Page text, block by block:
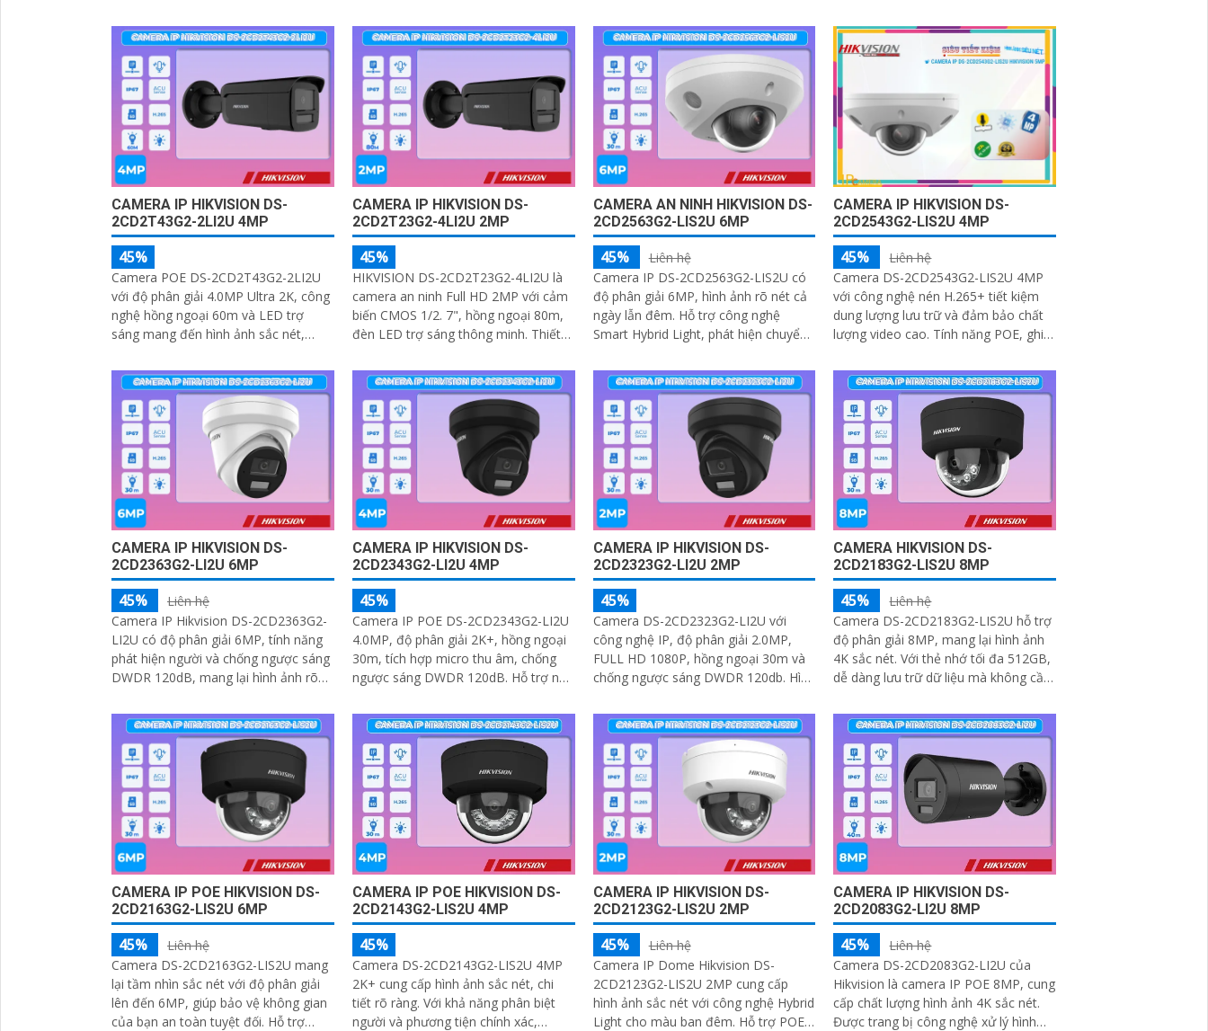
chân thực
mật cao với mã hóa đa lớp
loại IP chắc chắn, tích...
CAMERA IP HIKVISION DS-
2CD2T43G2-2LI2U 4MP
45%
Camera POE DS-2CD2T43G2-2LI2U
với độ phân giải 4.0MP Ultra 2K, công
nghệ hồng ngoại 60m và LED trợ
sáng mang đến hình ảnh sắc nét,
CAMERA IP HIKVISION DS-
2CD2T23G2-4LI2U 2MP
45%
HIKVISION DS-2CD2T23G2-4LI2U là
camera an ninh Full HD 2MP với cảm
biến CMOS 1/2. 7", hồng ngoại 80m,
đèn LED trợ sáng thông minh. Thiết
ngược...
CAMERA AN NINH HIKVISION DS-
2CD2563G2-LIS2U 6MP
45%
Liên hệ
Camera IP DS-2CD2563G2-LIS2U có
độ phân giải 6MP, hình ảnh rõ nét cả
ngày lẫn đêm. Hỗ trợ công nghệ
Smart Hybrid Light, phát hiện chuyển
ghi hình ban đêm với hồng ngoại
30m, ánh sáng kép, và phát hiện xâm
nhập
CAMERA IP HIKVISION DS-
2CD2543G2-LIS2U 4MP
45%
Liên hệ
Camera DS-2CD2543G2-LIS2U 4MP
với công nghệ nén H.265+ tiết kiệm
dung lượng lưu trữ và đảm bảo chất
lượng video cao. Tính năng POE, ghi
người và phương tiện
CAMERA IP HIKVISION DS-
2CD2363G2-LI2U 6MP
45%
Liên hệ
Camera IP Hikvision DS-2CD2363G2-
LI2U có độ phân giải 6MP, tính năng
phát hiện người và chống ngược sáng
DWDR 120dB, mang lại hình ảnh rõ
hồng ngoại 30m và khả năng nhận
diện khuôn mặt, camera hỗ trợ quan
sát ban đêm màu sắc tự nhiên, phù
hợp cho công trình
CAMERA IP HIKVISION DS-
2CD2343G2-LI2U 4MP
45%
Camera IP POE DS-2CD2343G2-LI2U
4.0MP, độ phân giải 2K+, hồng ngoại
30m, tích hợp micro thu âm, chống
ngược sáng DWDR 120dB. Hỗ trợ nén
CAMERA IP HIKVISION DS-
2CD2323G2-LI2U 2MP
45%
Camera DS-2CD2323G2-LI2U với
công nghệ IP, độ phân giải 2.0MP,
FULL HD 1080P, hồng ngoại 30m và
chống ngược sáng DWDR 120db. Hình
kép thông...
CAMERA HIKVISION DS-
2CD2183G2-LIS2U 8MP
45%
Liên hệ
Camera DS-2CD2183G2-LIS2U hỗ trợ
độ phân giải 8MP, mang lại hình ảnh
4K sắc nét. Với thẻ nhớ tối đa 512GB,
dễ dàng lưu trữ dữ liệu mà không cần
CAMERA IP POE HIKVISION DS-
2CD2163G2-LIS2U 6MP
45%
Liên hệ
Camera DS-2CD2163G2-LIS2U mang
lại tầm nhìn sắc nét với độ phân giải
lên đến 6MP, giúp bảo vệ không gian
của bạn an toàn tuyệt đối. Hỗ trợ
CAMERA IP POE HIKVISION DS-
2CD2143G2-LIS2U 4MP
45%
Camera DS-2CD2143G2-LIS2U 4MP
2K+ cung cấp hình ảnh sắc nét, chi
tiết rõ ràng. Với khả năng phân biệt
người và phương tiện chính xác,
CAMERA IP HIKVISION DS-
2CD2123G2-LIS2U 2MP
45%
Liên hệ
Camera IP Dome Hikvision DS-
2CD2123G2-LIS2U 2MP cung cấp
hình ảnh sắc nét với công nghệ Hybrid
Light cho màu ban đêm. Hỗ trợ POE,
CAMERA IP HIKVISION DS-
2CD2083G2-LI2U 8MP
45%
Liên hệ
Camera DS-2CD2083G2-LI2U của
Hikvision là camera IP POE 8MP, cung
cấp chất lượng hình ảnh 4K sắc nét.
Được trang bị công nghệ xử lý hình